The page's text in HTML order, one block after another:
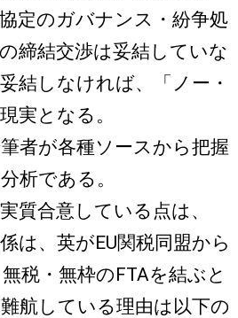
定のガバナンス・紛争処
締結交渉は妥結していな
結しなければ、「ノー・
実となる。
者が各種ソースから把握
析である。
質合意している点は、
は、英がEU関税同盟から
税・無枠のFTAを結ぶと
航している理由は以下の